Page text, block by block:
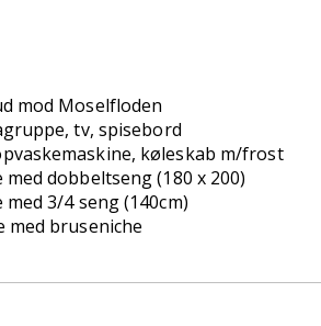
mod Moselfloden
tv, spisebord
køleskab m/frost
dobbeltseng (180 x 200)
3/4 seng (140cm)
med bruseniche